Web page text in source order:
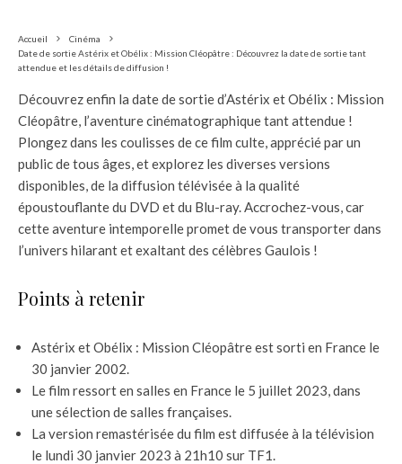
Accueil
Cinéma
Date de sortie Astérix et Obélix : Mission Cléopâtre : Découvrez la date de sortie tant
attendue et les détails de diffusion !
Découvrez enfin la date de sortie d’Astérix et Obélix : Mission
Cléopâtre, l’aventure cinématographique tant attendue !
Plongez dans les coulisses de ce film culte, apprécié par un
public de tous âges, et explorez les diverses versions
disponibles, de la diffusion télévisée à la qualité
époustouflante du DVD et du Blu-ray. Accrochez-vous, car
cette aventure intemporelle promet de vous transporter dans
l’univers hilarant et exaltant des célèbres Gaulois !
Points à retenir
Astérix et Obélix : Mission Cléopâtre est sorti en France le
30 janvier 2002.
Le film ressort en salles en France le 5 juillet 2023, dans
une sélection de salles françaises.
La version remastérisée du film est diffusée à la télévision
le lundi 30 janvier 2023 à 21h10 sur TF1.